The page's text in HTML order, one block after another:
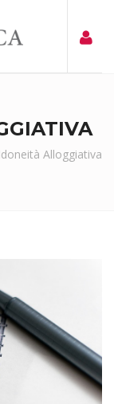
Idoneità Alloggiativa